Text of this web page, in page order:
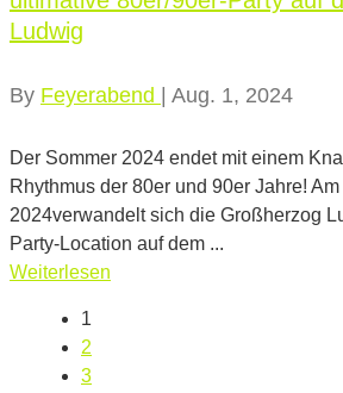
Ludwig
By Feyerabend | Aug. 1, 2024
Der Sommer 2024 endet mit einem
Rhythmus der 80er und 90er Jahre!
2024verwandelt sich die Großherzog
Party-Location auf dem ...
Weiterlesen
1
2
3